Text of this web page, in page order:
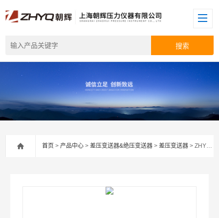
首页 >产品中心 >差压变送器&绝压变送器 >差压变送器 > ZHYQ无线差压变送器厂家